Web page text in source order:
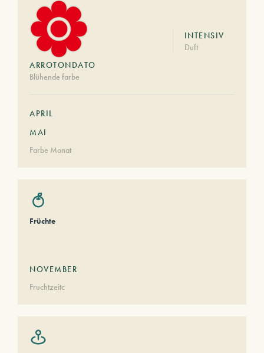
ARROTONDATO
Blühende farbe
INTENSIV
Duft
APRIL
MAI
Farbe Monat
Früchte
NOVEMBER
Fruchtzeitc